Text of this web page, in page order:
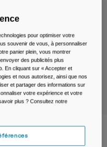
L avec poche à
pour optimiser votre
souvenir de vous, à personnaliser
panier plein, vous montrer
des publicités plus
En cliquant sur « Accepter et
et nous autorisez, ainsi que nos
et partager des informations sur
votre expérience et votre
plus ? Consultez notre